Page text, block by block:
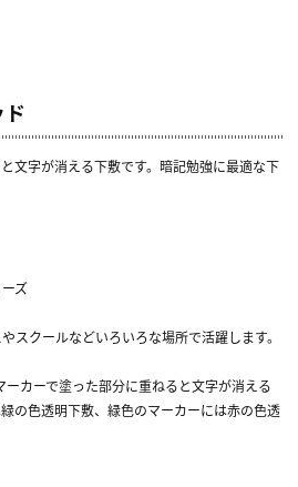
文字が消える下敷です。暗記勉強に最適な下
ズ
スクールなどいろいろな場所で活躍します。
カーで塗った部分に重ねると文字が消える
の色透明下敷、緑色のマーカーには赤の色透